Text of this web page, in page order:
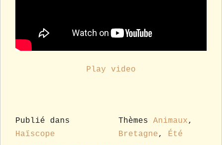
Play video
Publié dans
Haïscope
Thèmes Animaux,
Bretagne, Été